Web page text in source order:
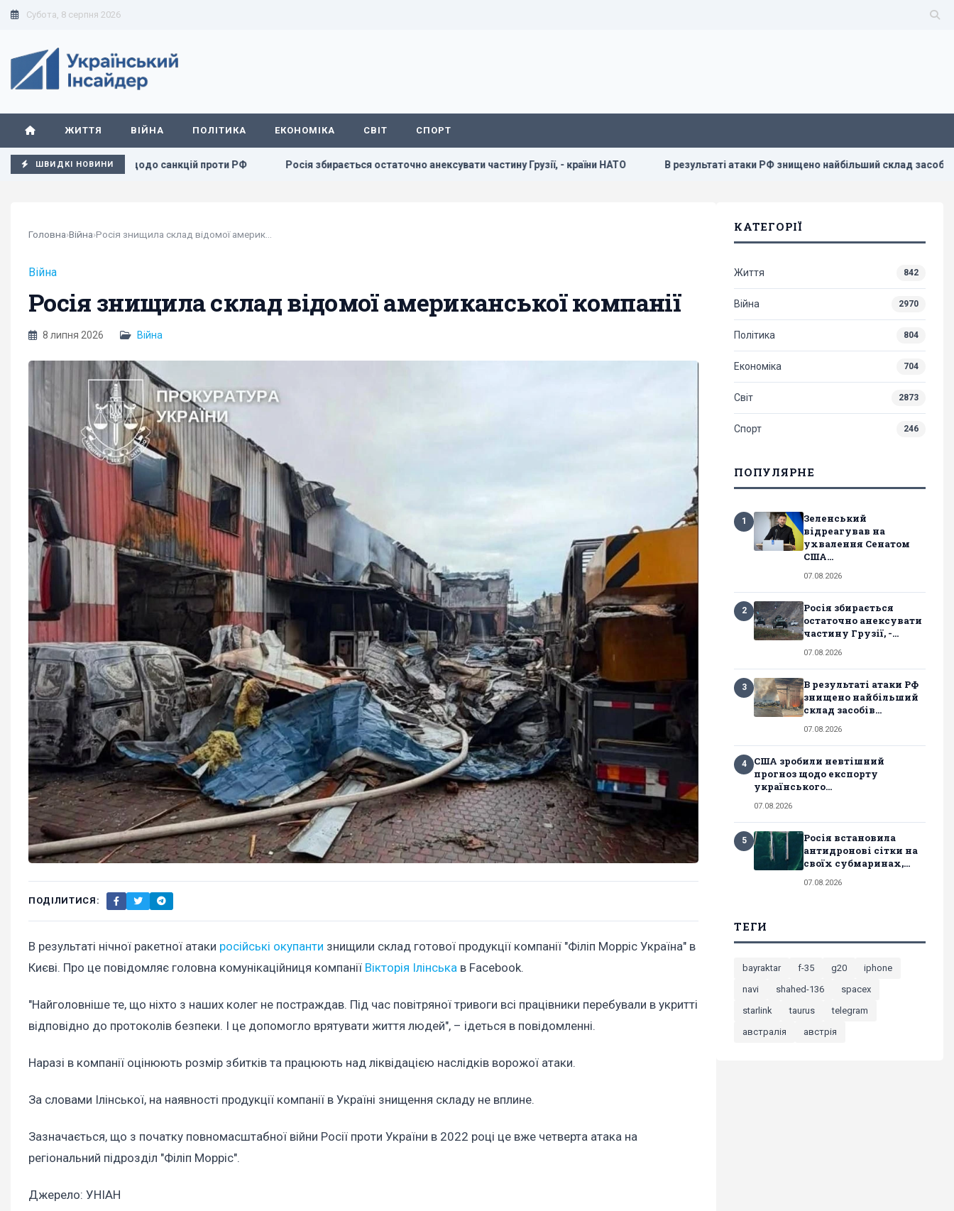
Субота, 8 серпня 2026
ЖИТТЯ ВІЙНА ПОЛІТИКА ЕКОНОМІКА СВІТ СПОРТ
ШВИДКІ НОВИНИ
щодо санкцій проти РФ Росія збирається остаточно анексувати частину Грузії, - країни НАТО В результаті атаки РФ знищено найбільший склад засобів
Головна›Війна›
Війна
Росія знищила склад відомої американської компанії
8 липня 2026 Війна
ПОДІЛИТИСЯ:
В результаті нічної ракетної атаки російські окупанти знищили склад готової продукції компанії "Філіп Морріс Україна" в
Києві. Про це повідомляє головна комунікаційниця компанії Вікторія Ілінська в Facebook.
"Найголовніше те, що ніхто з наших колег не постраждав. Під час повітряної тривоги всі працівники перебували в укритті
відповідно до протоколів безпеки. І це допомогло врятувати життя людей", – ідеться в повідомленні.
Наразі в компанії оцінюють розмір збитків та працюють над ліквідацією наслідків ворожої атаки.
За словами Ілінської, на наявності продукції компанії в Україні знищення складу не вплине.
Зазначається, що з початку повномасштабної війни Росії проти України в 2022 році це вже четверта атака на
регіональний підрозділ "Філіп Морріс".
Джерело: УНІАН
КАТЕГОРІЇ
Життя 842
Війна 2970
Політика 804
Економіка 704
Світ 2873
Спорт 246
ПОПУЛЯРНЕ
1
Зеленський
відреагував на
ухвалення Сенатом
США...
07.08.2026
2
Росія збирається
остаточно анексувати
частину Грузії, -...
07.08.2026
3
В результаті атаки РФ
знищено найбільший
склад засобів...
07.08.2026
4
США зробили невтішний
прогноз щодо експорту
українського...
07.08.2026
5
Росія встановила
антидронові сітки на
своїх субмаринах,...
07.08.2026
ТЕГИ
bayraktar f-35 g20
iphone
navi
shahed-136
spacex
starlink
taurus
telegram
австралія
австрія